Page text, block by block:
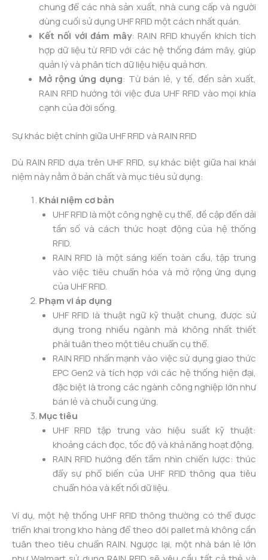
chung để các nhà sản xuất, nhà cung cấp và người
dùng cuối sử dụng UHF RFID một cách nhất quán.
Kết nối với đám mây: RAIN RFID khuyến khích tích
hợp dữ liệu từ RFID với các hệ thống đám mây, giúp
quản lý và phân tích dữ liệu hiệu quả hơn.
Mở rộng ứng dụng: Từ bán lẻ, y tế, đến sản xuất,
RAIN RFID hướng tới việc đưa UHF RFID vào mọi khía
cạnh của đời sống.
Sự khác biệt chính giữa UHF RFID và RAIN RFID
Dù RAIN RFID dựa trên UHF RFID, sự khác biệt giữa hai khái
niệm này nằm ở bản chất và mục tiêu sử dụng:
Khái niệm cơ bản
UHF RFID là một công nghệ cụ thể, đề cập đến dải
tần số và cách thức hoạt động của hệ thống
RFID.
RAIN RFID là một sáng kiến toàn cầu, tập trung
vào việc tiêu chuẩn hóa và mở rộng ứng dụng
của UHF RFID.
Phạm vi áp dụng
UHF RFID là thuật ngữ kỹ thuật chung, được sử
dụng trong nhiều ngành mà không nhất thiết
phải tuân theo một tiêu chuẩn cụ thể.
RAIN RFID nhấn mạnh vào việc sử dụng giao thức
EPC Gen2 và tích hợp với các hệ thống hiện đại,
đặc biệt là trong các ngành công nghiệp lớn như
bán lẻ và chuỗi cung ứng.
Mục tiêu
UHF RFID tập trung vào hiệu suất kỹ thuật:
khoảng cách đọc, tốc độ và khả năng hoạt động.
RAIN RFID hướng đến tầm nhìn chiến lược: thúc
đẩy sự phổ biến của UHF RFID thông qua tiêu
chuẩn hóa và kết nối dữ liệu.
Ví dụ, một hệ thống UHF RFID thông thường có thể được
triển khai trong kho hàng để theo dõi pallet mà không cần
tuân theo tiêu chuẩn RAIN. Ngược lại, một nhà bán lẻ lớn